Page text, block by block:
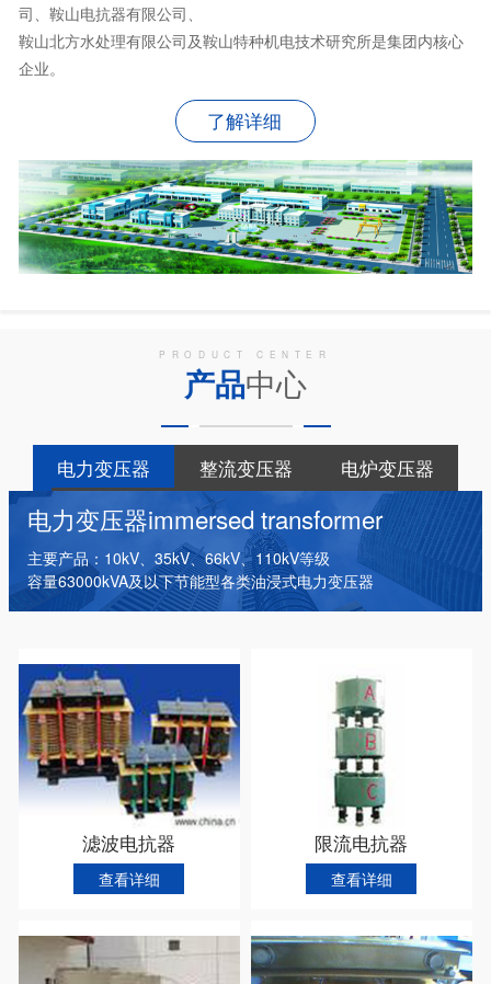
司、鞍山电抗器有限公司、
鞍山北方水处理有限公司及鞍山特种机电技术研究所是集团内核心
企业。
了解详细
PRODUCT CENTER
产品中心
电力变压器 整流变压器
电炉变压器
干式变压器
电抗器 箱式变电站
电力变压器immersed transformer
主要产品：10kV、35kV、66kV、110kV等级
容量63000kVA及以下节能型各类油浸式电力变压器
滤波电抗器
查看详细
限流电抗器
查看详细